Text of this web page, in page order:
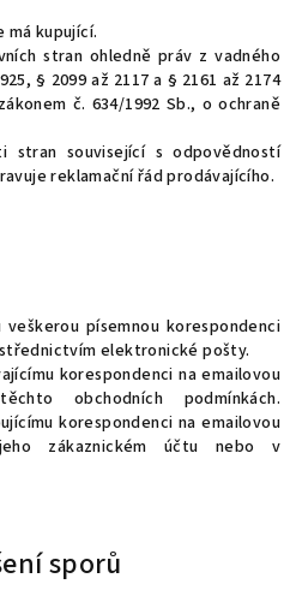
má kupující.
stran ohledně práv z vadného
§ 2099 až 2117 a § 2161 až 2174
č. 634/1992 Sb., o ochraně
stran související s odpovědností
reklamační řád prodávajícího.
písemnou korespondenci
elektronické pošty.
korespondenci na emailovou
obchodních podmínkách.
korespondenci na emailovou
zákaznickém účtu nebo v
sporů